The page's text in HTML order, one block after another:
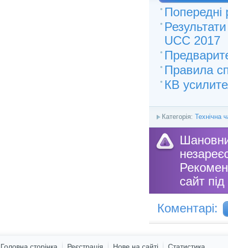
Попередні
UCC 2017
Правила
КВ
Категорія: Технічна
сайт
Коментарі:
Головна сторінка Реєстрація Нове на сайті Статистика